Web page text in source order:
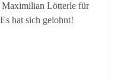
Maximilian Lötterle für
hat sich gelohnt!